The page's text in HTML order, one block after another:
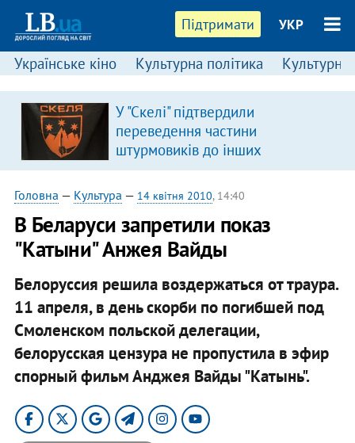
Підтримати УКР
Українське кіно Культурна політика Культурні
У "Скелі" підтвердили
переведення частини
штурмовиків до інших
підрозділів
Головна — Культура — 14 квітня 2010, 14:40
В Беларуси запретили показ
"Катыни" Анжея Вайды
Белоруссия решила воздержаться от траура.
11 апреля, в день скорби по погибшей под
Смоленском польской делегации,
белорусская цензура не пропустила в эфир
спорный фильм Анджея Вайды "Катынь".